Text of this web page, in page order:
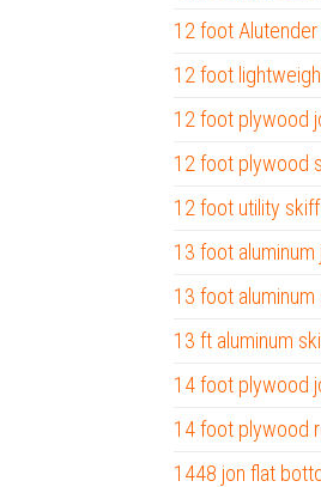
12 foot
12 foot
12 foot plywood
12 foot plywood
12 foot utility
13 foot
13 foot aluminum
13 ft aluminum
14 foot plywood
14 foot plywood
1448 jon flat